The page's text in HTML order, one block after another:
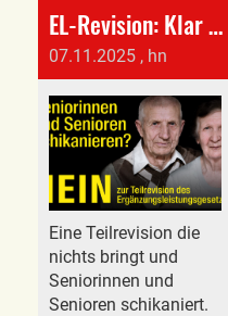
EL-Revision: Klar NEIN
07.11.2025 , hn
Eine Teilrevision die
nichts bringt und
Seniorinnen und
Senioren schikaniert.